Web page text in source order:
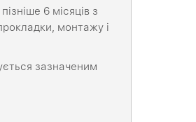
6 місяців з
монтажу і
зазначеним